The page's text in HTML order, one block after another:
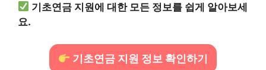
기초연금 지원에 대한 모든 정보를 쉽게 알아보세
요.
기초연금 지원 정보 확인하기